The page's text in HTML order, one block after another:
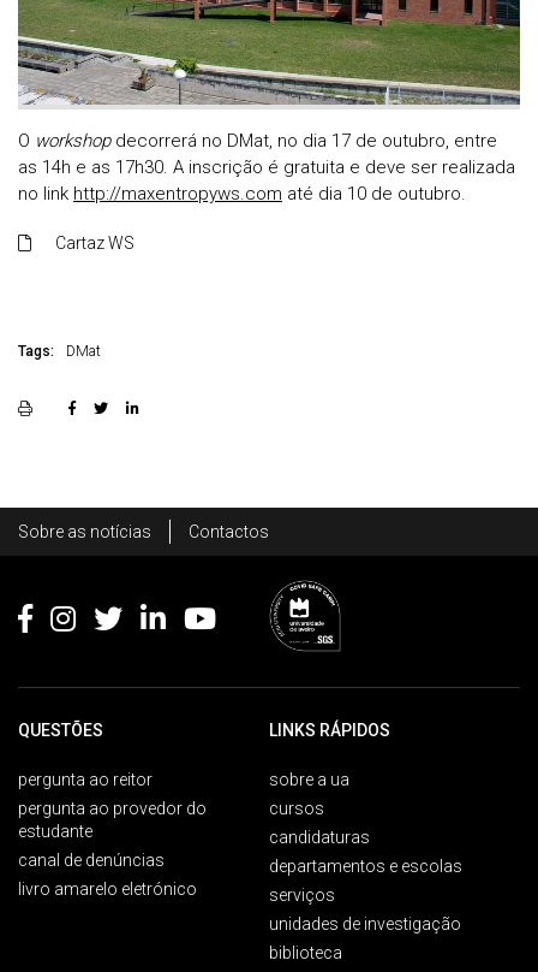
O workshopdecorrerá no DMat, no dia 17 de outubro, entre
as 14h e as 17h30. A inscrição é gratuita e deve ser realizada
no link http://maxentropyws.com até dia 10 de outubro.
Cartaz WS
Tags: DMat
Footer
Sobre as notícias Contactos
QUESTÕES
pergunta ao reitor
pergunta ao provedor do
estudante
canal de denúncias
livro amarelo eletrónico
LINKS RÁPIDOS
sobre a ua
cursos
candidaturas
departamentos e escolas
serviços
unidades de investigação
biblioteca